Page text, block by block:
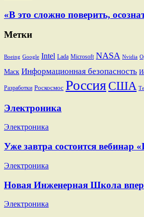
«В это сложно поверить,
Метки
Boeing Google Intel Lada Microsoft NASA Nvidia
Маск Информационная безопасность
Разработки Роскосмос РоссияСША
Электроника
Электроника
Уже завтра состоится вебинар
Электроника
Новая Инженерная Школа
Электроника